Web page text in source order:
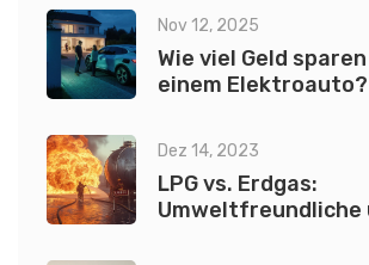
Nov 12, 2025
Wie viel Geld
einem Elektroauto?
Dez 14, 2023
LPG vs. Erdgas:
Umweltfreundliche